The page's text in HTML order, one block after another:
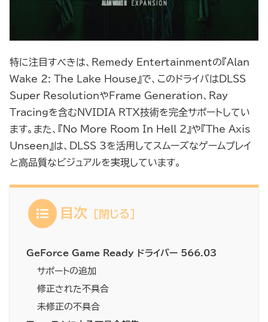
特に注目すべきは、Remedy Entertainmentの『Alan
Wake 2: The Lake House』で、このドライバはDLSS
Super ResolutionやFrame Generation、Ray
Tracingを含むNVIDIA RTX技術を完全サポートしてい
ます。また、『No More Room In Hell 2』や『The Axis
Unseen』は、DLSS 3を活用してスムーズなゲームプレイ
と高品質なビジュアルを実現しています。
目次
GeForce Game Ready ドライバー 566.03
サポートの追加
修正された不具合
未修正の不具合